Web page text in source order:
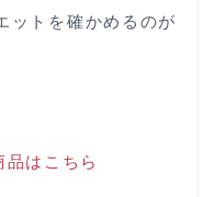
ットを確かめるのが
はこちら